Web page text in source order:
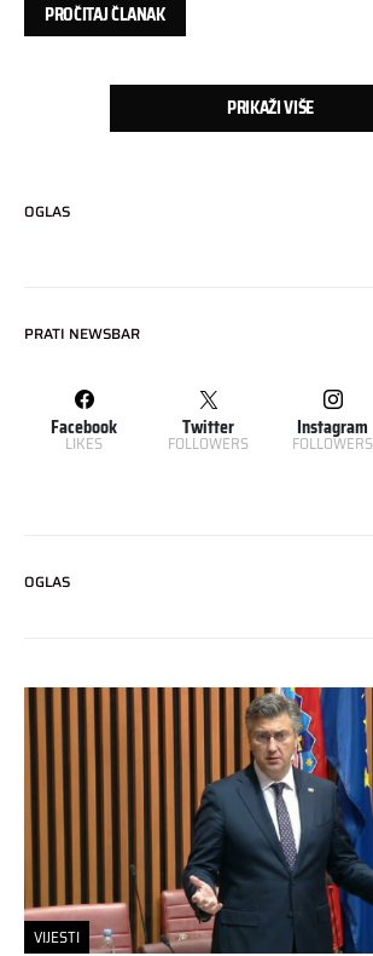
PROČITAJ ČLANAK
PRIKAŽI VIŠE
OGLAS
PRATI NEWSBAR
Facebook
LIKES
Twitter
FOLLOWERS
Instagram
FOLLOWERS
OGLAS
VIJESTI